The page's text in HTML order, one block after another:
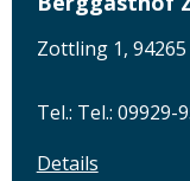
Zottling 1,
Tel.: Tel.: 09929-
Details